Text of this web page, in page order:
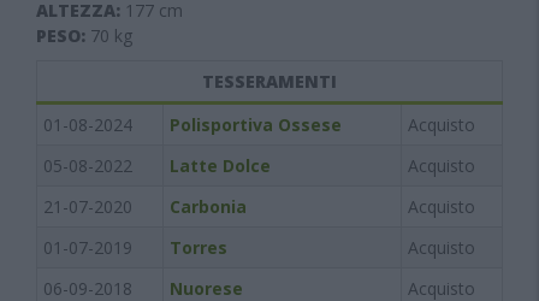
ALTEZZA: 177 cm
PESO: 70 kg
TESSERAMENTI
01-08-2024
Polisportiva Ossese
Acquisto
05-08-2022
Latte Dolce
Acquisto
21-07-2020
Carbonia
Acquisto
01-07-2019
Torres
Acquisto
06-09-2018
Nuorese
Acquisto